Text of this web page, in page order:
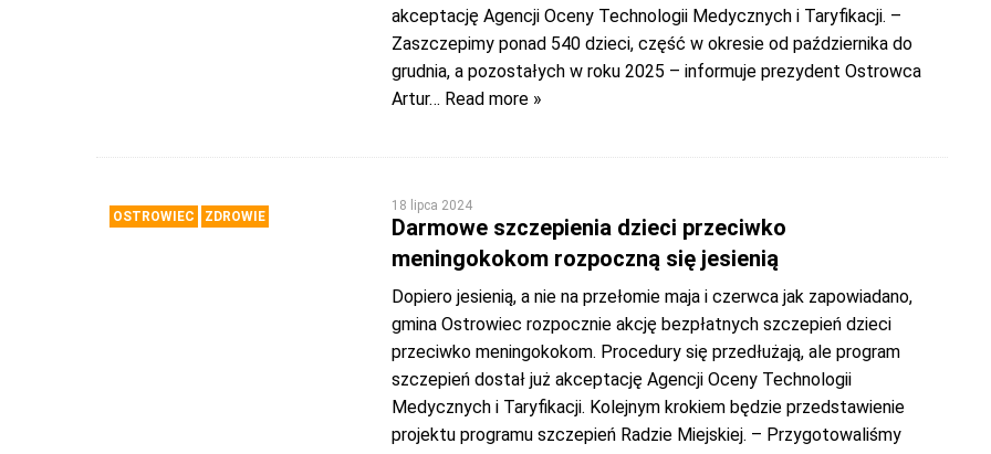
akceptację Agencji Oceny Technologii Medycznych i Taryfikacji. –
Zaszczepimy ponad 540 dzieci, część w okresie od października do
grudnia, a pozostałych w roku 2025 – informuje prezydent Ostrowca
Artur… Read more »
OSTROWIEC ZDROWIE
18 lipca 2024
Darmowe szczepienia dzieci przeciwko
meningokokom rozpoczną się jesienią
Dopiero jesienią, a nie na przełomie maja i czerwca jak zapowiadano,
gmina Ostrowiec rozpocznie akcję bezpłatnych szczepień dzieci
przeciwko meningokokom. Procedury się przedłużają, ale program
szczepień dostał już akceptację Agencji Oceny Technologii
Medycznych i Taryfikacji. Kolejnym krokiem będzie przedstawienie
projektu programu szczepień Radzie Miejskiej. – Przygotowaliśmy